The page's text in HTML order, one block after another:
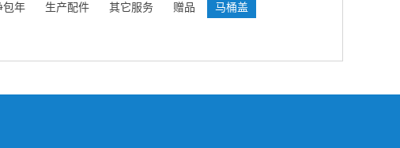
包年 生产配件 其它服务 赠品 马桶盖